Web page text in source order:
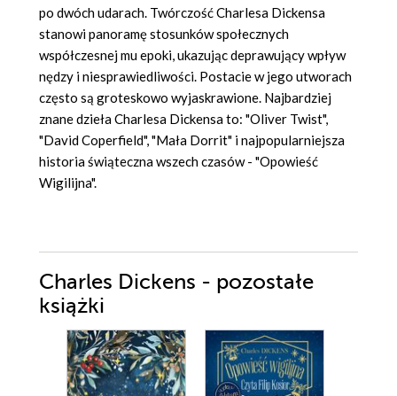
po dwóch udarach. Twórczość Charlesa Dickensa
stanowi panoramę stosunków społecznych
współczesnej mu epoki, ukazując deprawujący wpływ
nędzy i niesprawiedliwości. Postacie w jego utworach
często są groteskowo wyjaskrawione. Najbardziej
znane dzieła Charlesa Dickensa to: "Oliver Twist",
"David Coperfield", "Mała Dorrit" i najpopularniejsza
historia świąteczna wszech czasów - "Opowieść
Wigilijna".
Charles Dickens - pozostałe
książki